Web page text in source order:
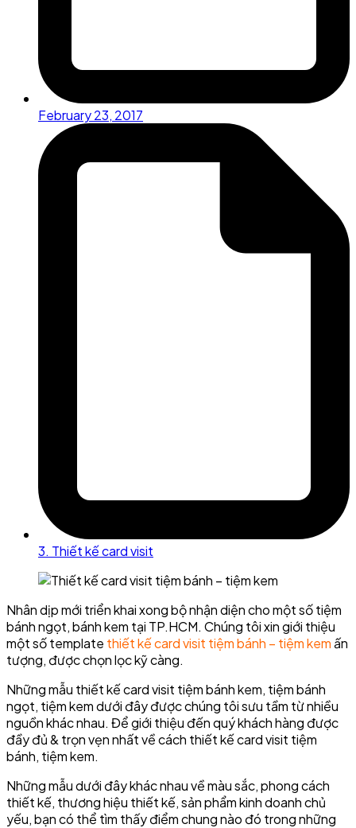
February 23, 2017
3. Thiết kế card visit
Nhân dịp mới triển khai xong bộ nhận diện cho một số tiệm
bánh ngọt, bánh kem tại TP.HCM. Chúng tôi xin giới thiệu
một số template thiết kế card visit tiệm bánh – tiệm kem ấn
tượng, được chọn lọc kỹ càng.
Những mẫu thiết kế card visit tiệm bánh kem, tiệm bánh
ngọt, tiệm kem dưới đây được chúng tôi sưu tầm từ nhiều
nguồn khác nhau. Để giới thiệu đến quý khách hàng được
đầy đủ & trọn vẹn nhất về cách thiết kế card visit tiệm
bánh, tiệm kem.
Những mẫu dưới đây khác nhau về màu sắc, phong cách
thiết kế, thương hiệu thiết kế, sản phẩm kinh doanh chủ
yếu, bạn có thể tìm thấy điểm chung nào đó trong những